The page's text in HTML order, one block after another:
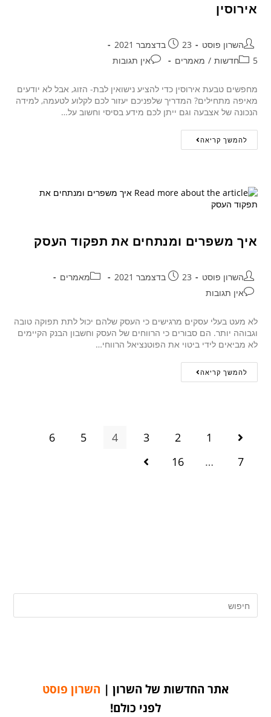
אירוסין
השרון פוסט
23 בדצמבר 2021
5חדשות
/ מאמרים אין תגובות
מחפשים טבעת אירוסין כדי להציע נישואין לבת- הזוג, אבל לא יודעים
מאיפה מתחילים? המדריך שלפניכם יעזור לכם לקלוע לטעמה, למידה
הנכונה של אצבעה וגם ייתן לכם מידע בסיסי וחשוב על…
להמשך קריאה
איך משפרים ומנתחים את תפקוד העסק
השרון פוסט 23 בדצמבר 2021
מאמרים
אין תגובות
לא מעט בעלי עסקים מרגישים כי העסק שלהם יכול לתת תפוקה טובה
וגבוהה יותר. הם סבורים כי הרווחים של העסק וחשבון הבנק הקיימים
לא מביאים לידי ביטוי את הפוטנציאל הרווחי…
להמשך קריאה
1
2
3
4
5
6
7
…
16
אתר החדשות של השרון | השרון פוסט
לפני כולם!